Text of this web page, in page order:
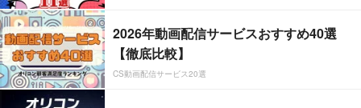
2026年動画配信サービスおすすめ40選
【徹底比較】
CS動画配信サービス20選